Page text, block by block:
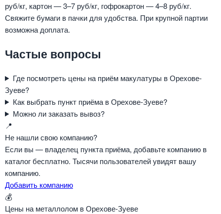
руб/кг, картон — 3–7 руб/кг, гофрокартон — 4–8 руб/кг.
Свяжите бумаги в пачки для удобства. При крупной партии
возможна доплата.
Частые вопросы
Где посмотреть цены на приём макулатуры в Орехове-
Зуеве?
Как выбрать пункт приёма в Орехове-Зуеве?
Можно ли заказать вывоз?
📍
Не нашли свою компанию?
Если вы — владелец пункта приёма, добавьте компанию в
каталог бесплатно. Тысячи пользователей увидят вашу
компанию.
Добавить компанию
💰
Цены на металлолом в Орехове-Зуеве